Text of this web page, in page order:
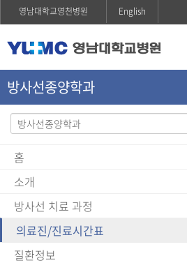
영남대학교영천병원 English
방사선종양학과
홈
소개
방사선 치료 과정
의료진/진료시간표
질환정보